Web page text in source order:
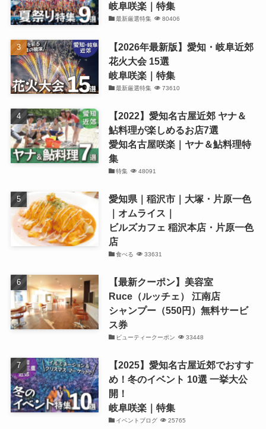
岐阜咲楽｜特集
最新厳選特集 80406
【2026年最新版】愛知・岐阜近郊
花火大会 15選
岐阜咲楽｜特集
最新厳選特集 73610
【2022】愛知名古屋近郊 ヤナ＆
鮎料理が楽しめるお店7選
愛知名古屋咲楽｜ヤナ＆鮎料理特
集
特集 48091
愛知県｜稲沢市｜大塚・片原一色
｜オムライス｜
ビルズカフェ 稲沢本店・片原一色
店
食べる 33631
【最新クーポン】美容室
Ruce（ルッチェ） 江南店
シャンプー（550円）無料サービ
ス券
ビューティークーポン 33448
【2025】愛知名古屋近郊でおすす
め！冬のイベント 10選 一挙大公
開！
岐阜咲楽｜特集
イベントブログ 25765